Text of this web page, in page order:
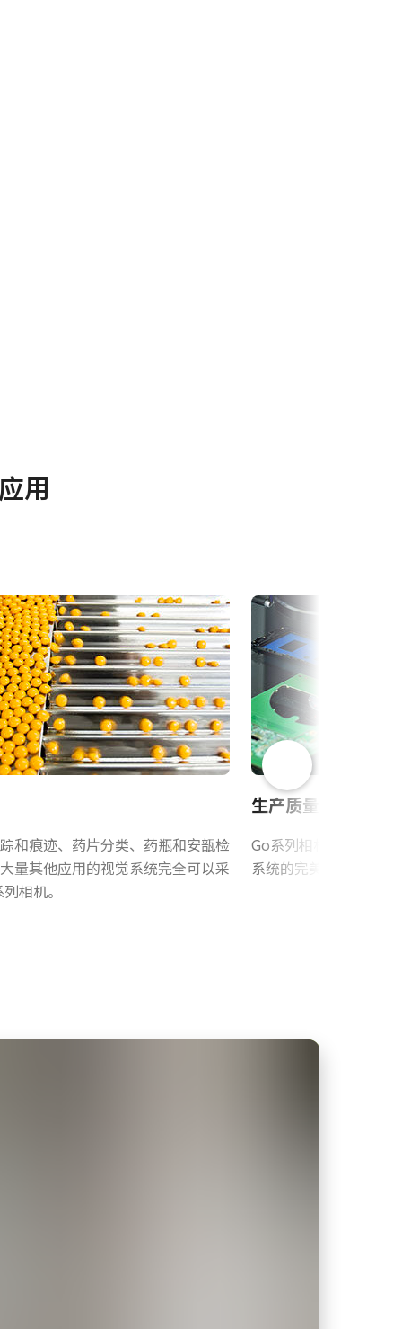
Chinese
CAD file - GO-5000-PMCL
CAD File - Go-5000-PMCL-EP
用
和痕迹、药片分类、药瓶和安瓿检
量其他应用的视觉系统完全可以采
相机。
生产质量控制
Go系列相机是很多不
系统的完美监控者。